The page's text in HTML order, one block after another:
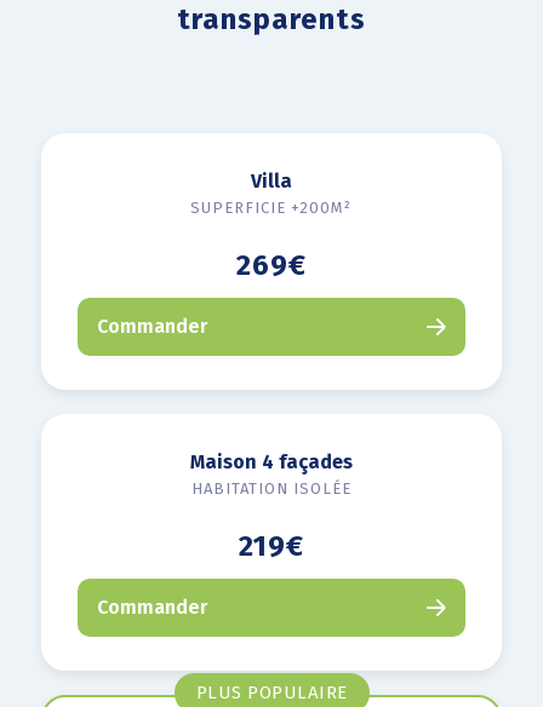
transparents
Villa
SUPERFICIE +200M²
269€
Commander
Maison 4 façades
HABITATION ISOLÉE
219€
Commander
PLUS POPULAIRE